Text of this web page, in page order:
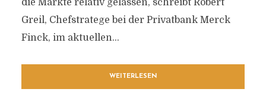
die Märkte relativ gelassen, schreibt Robert
Greil, Chefstratege bei der Privatbank Merck
Finck, im aktuellen...
WEITERLESEN